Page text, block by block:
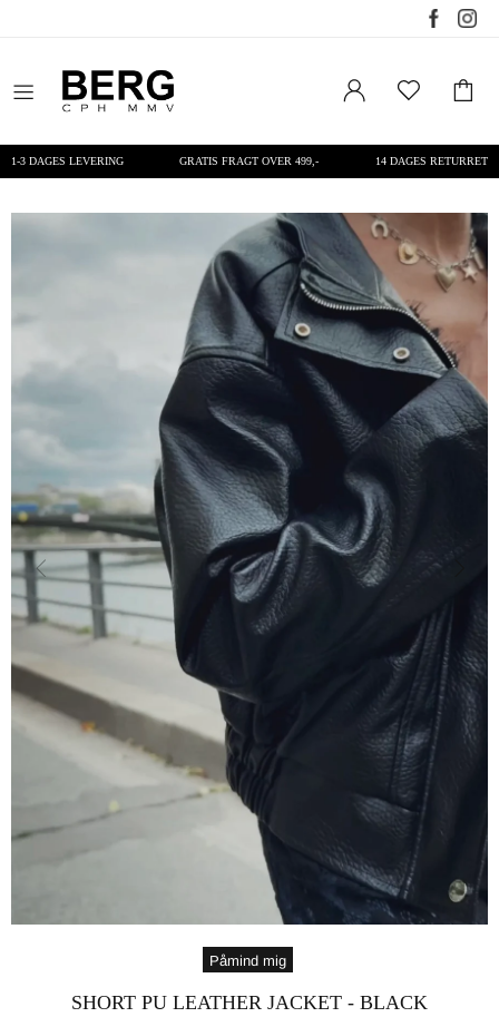
1-3 DAGES LEVERING GRATIS FRAGT OVER 499,- 14 DAGES RETURRET
Påmind mig
SHORT PU LEATHER JACKET - BLACK